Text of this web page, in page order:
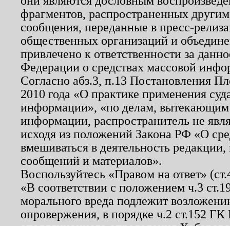
фрагментов, распространенных
сообщения, переданные в пресс-
общественных организаций и
привлечено к ответственности за
Федерации о средствах массовой
Согласно абз.3, п.13 Постановления
2010 года «О практике применения
информации», «по делам, вытекающим
информации, распространитель не
исходя из положений Закона РФ «О
вмешиваться в деятельность
сообщений и материалов».
Воспользуйтесь «Правом на ответ»
«В соответствии с положением ч.3
морального вреда подлежит
опровержения, в порядке ч.2 ст.152